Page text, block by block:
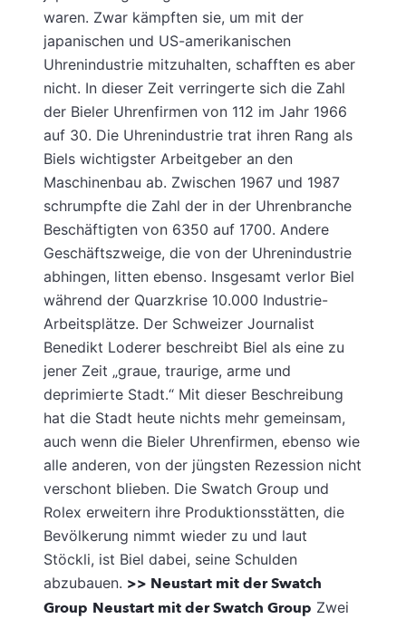
waren. Zwar kämpften sie, um mit der
japanischen und US-amerikanischen
Uhrenindustrie mitzuhalten, schafften es aber
nicht. In dieser Zeit verringerte sich die Zahl
der Bieler Uhrenfirmen von 112 im Jahr 1966
auf 30. Die Uhrenindustrie trat ihren Rang als
Biels wichtigster Arbeitgeber an den
Maschinenbau ab. Zwischen 1967 und 1987
schrumpfte die Zahl der in der Uhrenbranche
Beschäftigten von 6350 auf 1700. Andere
Geschäftszweige, die von der Uhrenindustrie
abhingen, litten ebenso. Insgesamt verlor Biel
während der Quarzkrise 10.000 Industrie-
Arbeitsplätze. Der Schweizer Journalist
Benedikt Loderer beschreibt Biel als eine zu
jener Zeit „graue, traurige, arme und
deprimierte Stadt.“ Mit dieser Beschreibung
hat die Stadt heute nichts mehr gemeinsam,
auch wenn die Bieler Uhrenfirmen, ebenso wie
alle anderen, von der jüngsten Rezession nicht
verschont blieben. Die Swatch Group und
Rolex erweitern ihre Produktionsstätten, die
Bevölkerung nimmt wieder zu und laut
Stöckli, ist Biel dabei, seine Schulden
abzubauen. >> Neustart mit der Swatch
Group Neustart mit der Swatch Group Zwei